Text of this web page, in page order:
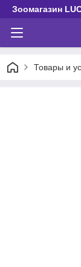
Зоомагазин
Товары и